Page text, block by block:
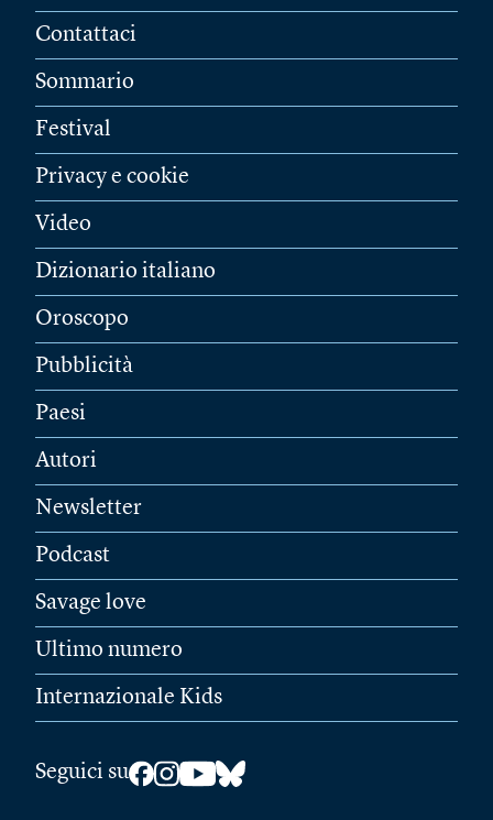
Contattaci
Sommario
Festival
Privacy e cookie
Video
Dizionario italiano
Oroscopo
Pubblicità
Paesi
Autori
Newsletter
Podcast
Savage love
Ultimo numero
Internazionale Kids
Seguici su